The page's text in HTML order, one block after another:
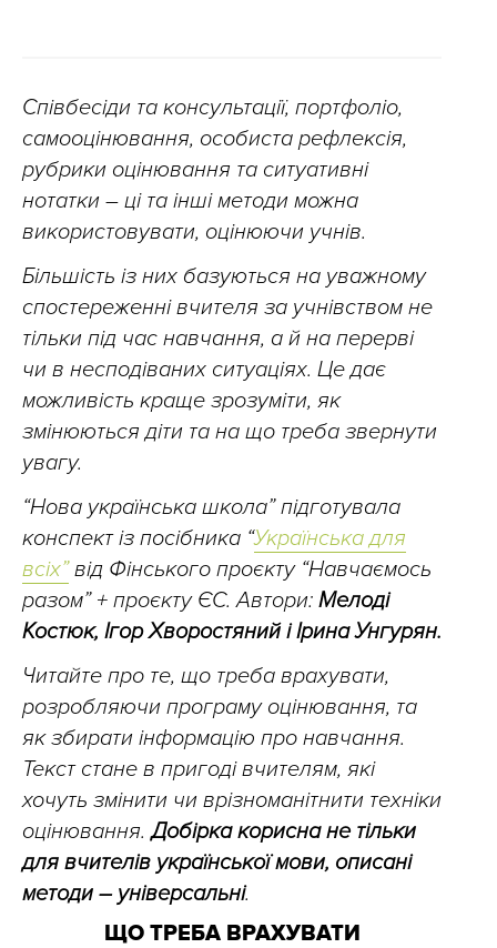
Співбесіди та консультації, портфоліо,
самооцінювання, особиста рефлексія,
рубрики оцінювання та ситуативні
нотатки – ці та інші методи можна
використовувати, оцінюючи учнів.
Більшість із них базуються на уважному
спостереженні вчителя за учнівством не
тільки під час навчання, а й на перерві
чи в несподіваних ситуаціях. Це дає
можливість краще зрозуміти, як
змінюються діти та на що треба звернути
увагу.
“Нова українська школа” підготувала
конспект із посібника “Українська для
всіх”від Фінського проєкту “Навчаємось
разом” + проєкту ЄС. Автори: Мелоді
Костюк, Ігор Хворостяний і Ірина Унгурян.
Читайте про те, що треба врахувати,
розробляючи програму оцінювання, та
як збирати інформацію про навчання.
Текст стане в пригоді вчителям, які
хочуть змінити чи врізноманітнити техніки
оцінювання.Добірка корисна не тільки
для вчителів української мови, описані
методи – універсальні.
ЩО ТРЕБА ВРАХУВАТИ